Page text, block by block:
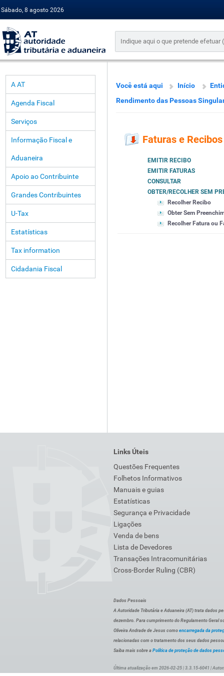
Sábado, 8 agosto 2026
A AT
Agenda Fiscal
Serviços
Informação Fiscal e
Aduaneira
Apoio ao Contribuinte
Grandes Contribuintes
U-Tax
Estatísticas
Tax information
Cidadania Fiscal
Você está aqui Início
Rendimento das Pessoas
Faturas e
EMITIR RECIBO
EMITIR FATURAS
CONSULTAR
OBTER/RECOLHER SEM
Recolher Recibo
Obter Sem
Recolher Fatura ou
Links Úteis
Questões Frequentes
Folhetos Informativos
Manuais e guias
Estatísticas
Segurança e Privacidade
Ligações
Venda de bens
Lista de Devedores
Transações Intracomunitárias
Cross-Border Ruling (CBR)
Dados Pessoais
A Autoridade Tributária e Aduaneira (AT) trata dados
dezembro. Para cumprimento do Regulamento Geral
Oliveira Andrade de Jesus como encarregada da
relacionadas com o tratamento dos seus dados
Saiba mais sobre a Política de proteção de dados
Última atualização em 2026-02-25 | 3.3.15-6041 |